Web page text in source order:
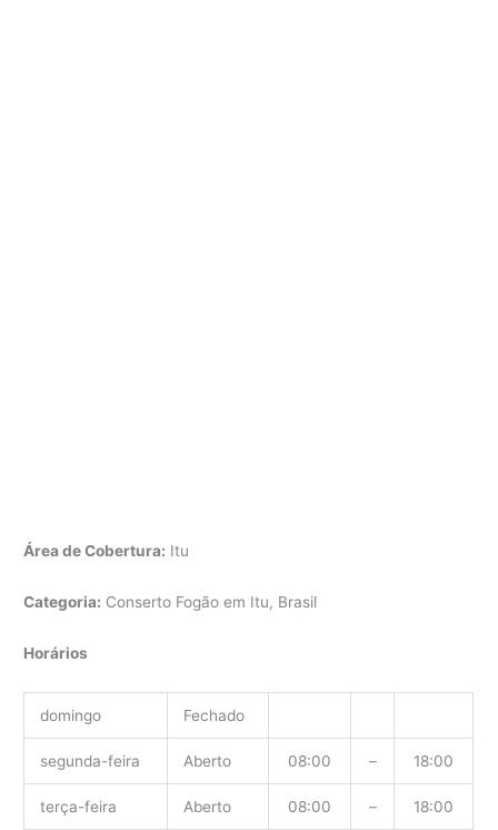
Área de Cobertura: Itu
Categoria: Conserto Fogão em Itu, Brasil
Horários
domingo Fechado
segunda-feira Aberto 08:00 – 18:00
terça-feira Aberto 08:00 – 18:00